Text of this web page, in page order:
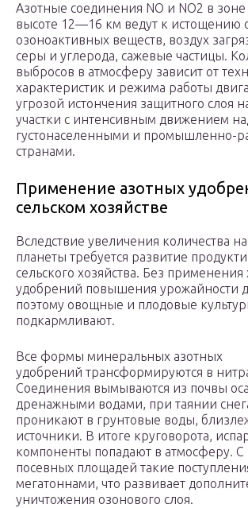
Азотные соединения NO и NO2 в зоне
высоте 12—16 км ведут к истощению
озоноактивных веществ, воздух
серы и углерода, сажевые частицы.
выбросов в атмосферу зависит от
характеристик и режима работы
угрозой истончения защитного слоя
участки с интенсивным движением
густонаселенными и промышленно-
странами.
Применение азотных
сельском хозяйстве
Вследствие увеличения количества
планеты требуется развитие
сельского хозяйства. Без
удобрений повышения урожайности
поэтому овощные и плодовые
подкармливают.
Все формы минеральных азотных
удобрений трансформируются в
Соединения вымываются из почвы
дренажными водами, при таянии
проникают в грунтовые воды,
источники. В итоге круговорота,
компоненты попадают в атмосферу.
посевных площадей такие
мегатоннами, что развивает
уничтожения озонового слоя.